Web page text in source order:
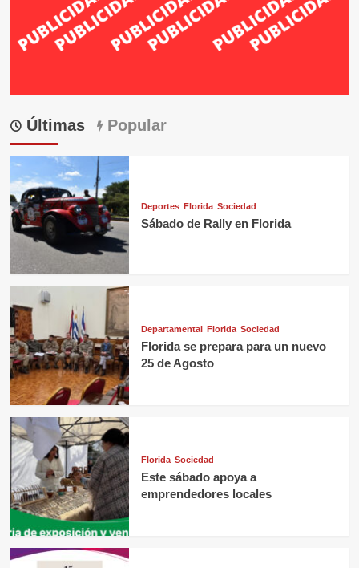
Últimas Popular
Deportes Florida Sociedad
Sábado de Rally en Florida
Departamental Florida Sociedad
Florida se prepara para un nuevo
25 de Agosto
Florida Sociedad
Este sábado apoya a
emprendedores locales